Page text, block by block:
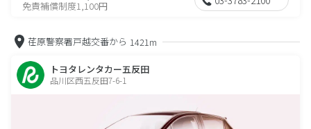
免責補償制度1,100円
荏原警察署戸越交番から 1421m
トヨタレンタカー五反田
品川区西五反田7-6-1